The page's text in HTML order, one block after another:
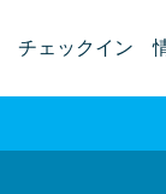
チェックイン